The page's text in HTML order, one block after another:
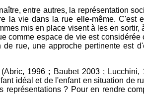
entre autres, la représentation
la vie dans la rue elle-même. C'est
mis en place visent à les en sortir,
comme espace de vie est considérée
rue, une approche pertinente est
1996 ; Baubet 2003 ; Lucchini,
idéal et de l'enfant en situation de
? Pour en rendre